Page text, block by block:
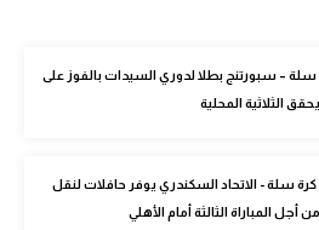
سلة – سبورتنج بطلا لدوري السيدات بالفوز على
الثلاثية المحلية
كرة سلة - الاتحاد السكندري يوفر حافلات لنقل
أجل المباراة الثالثة أمام الأهلي